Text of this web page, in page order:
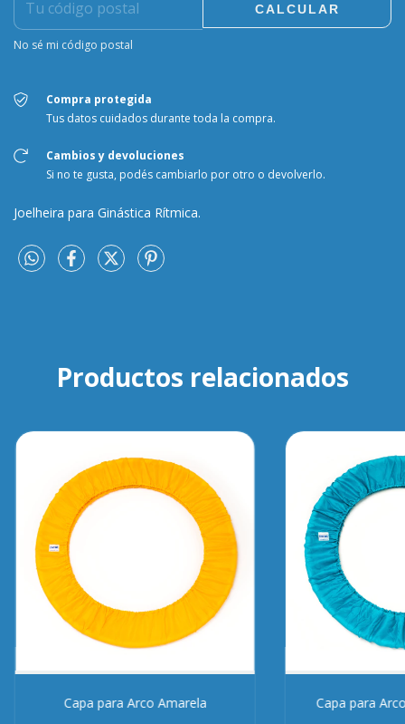
CALCULAR
No sé mi código postal
Compra protegida
Tus datos cuidados durante toda la compra.
Cambios y devoluciones
Si no te gusta, podés cambiarlo por otro o devolverlo.
Joelheira para Ginástica Rítmica.
Productos relacionados
Capa para Arco Amarela Capa para